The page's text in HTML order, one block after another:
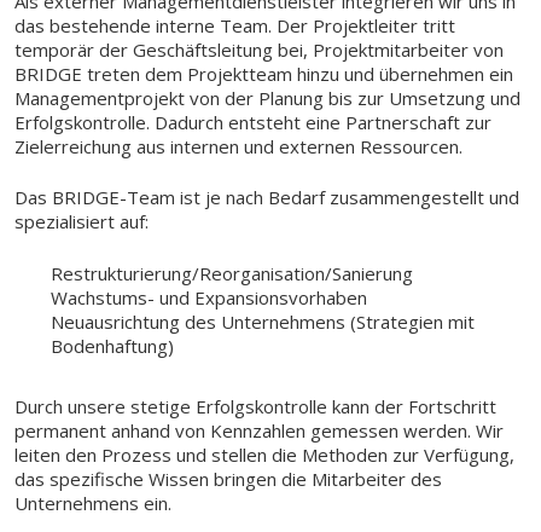
das bestehende interne Team. Der Projektleiter tritt
temporär der Geschäftsleitung bei, Projektmitarbeiter von
BRIDGE treten dem Projektteam hinzu und übernehmen ein
Managementprojekt von der Planung bis zur Umsetzung und
Erfolgskontrolle. Dadurch entsteht eine Partnerschaft zur
Zielerreichung aus internen und externen Ressourcen.
Das BRIDGE-Team ist je nach Bedarf zusammengestellt und
spezialisiert auf:
Restrukturierung/Reorganisation/Sanierung
Wachstums- und Expansionsvorhaben
Neuausrichtung des Unternehmens (Strategien mit
Bodenhaftung)
Durch unsere stetige Erfolgskontrolle kann der Fortschritt
permanent anhand von Kennzahlen gemessen werden. Wir
leiten den Prozess und stellen die Methoden zur Verfügung,
das spezifische Wissen bringen die Mitarbeiter des
Unternehmens ein.